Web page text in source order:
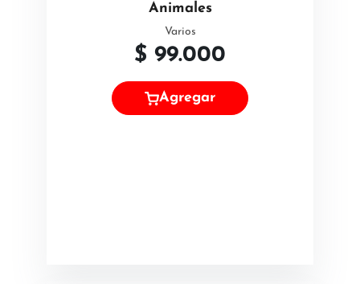
Animales
Varios
$ 99.000
Agregar